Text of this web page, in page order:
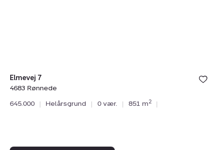
Elmevej 7
4683 Rønnede
645.000
| Helårsgrund | 0 vær. | 851 m2 |